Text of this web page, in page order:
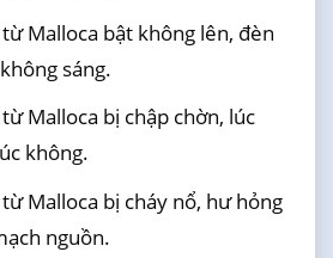
Malloca bật không lên, đèn
sáng.
Malloca bị chập chờn, lúc
không.
Malloca bị cháy nổ, hư hỏng
nguồn.